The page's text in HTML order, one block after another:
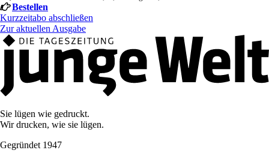
Bestellen
Kurzzeitabo abschließen
Zur aktuellen Ausgabe
Sie lügen wie gedruckt.
Wir drucken, wie sie lügen.
Gegründet 1947